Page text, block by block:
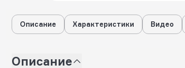
Описание Характеристики Видео
Описание